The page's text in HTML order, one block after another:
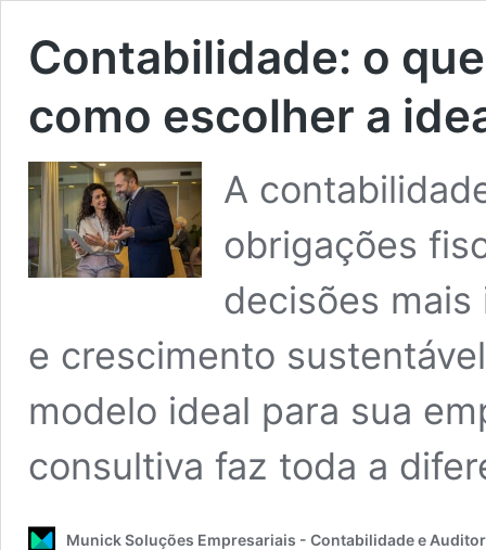
Contabilidade: o
como escolher a
A
obrigações
decisões
e crescimento
modelo ideal para sua
consultiva faz toda a
Munick Soluções Empresariais - Contabilidade e